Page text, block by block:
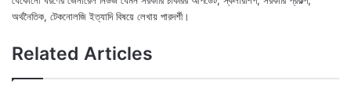
অর্থনৈতিক, টেকনোলজি ইত্যাদি বিষয়ে লেখায় পারদর্শী।
Related Articles